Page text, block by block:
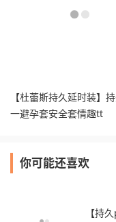
【杜蕾斯持久延时装】
一避孕套安全套情趣tt
你可能还喜欢
【持